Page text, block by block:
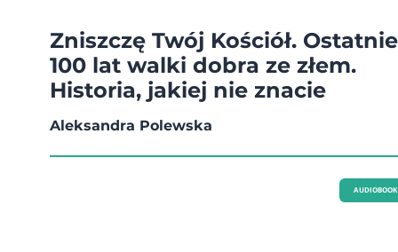
Zniszczę Twój Kościół. Ostatnie
100 lat walki dobra ze złem.
Historia, jakiej nie znacie
Aleksandra Polewska
AUDIOBOOK